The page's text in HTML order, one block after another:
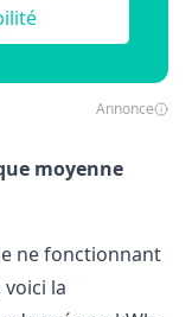
Annonce
moyenne
ne fonctionnant
la